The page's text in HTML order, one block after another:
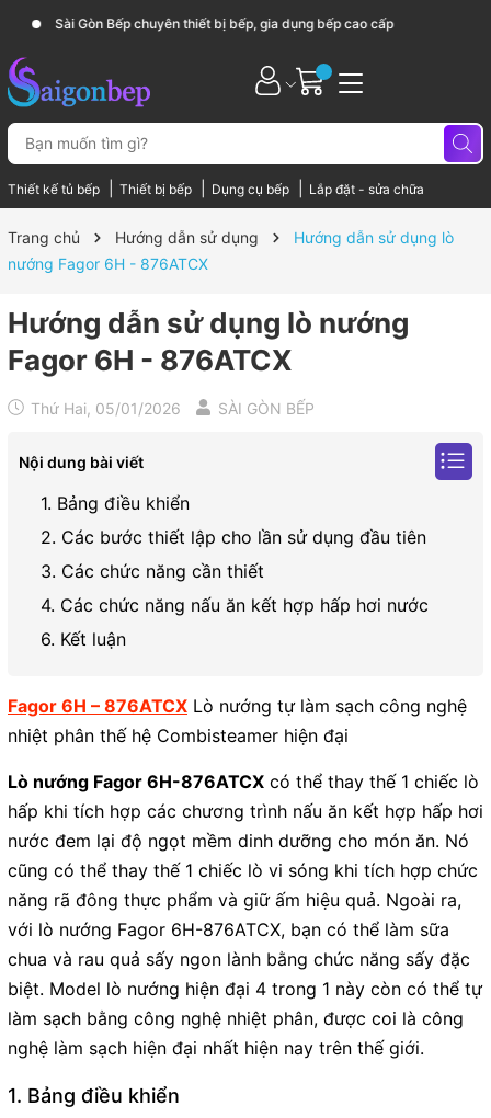
Sài Gòn Bếp chuyên thiết bị bếp, gia dụng bếp cao cấp
Thiết kế tủ bếp Thiết bị bếp Dụng cụ bếp Lắp đặt - sửa chữa
Trang chủ Hướng dẫn sử dụng
Hướng dẫn sử dụng lò
nướng Fagor 6H - 876ATCX
Hướng dẫn sử dụng lò nướng
Fagor 6H - 876ATCX
Thứ Hai, 05/01/2026 SÀI GÒN BẾP
Nội dung bài viết
1. Bảng điều khiển
2. Các bước thiết lập cho lần sử dụng đầu tiên
3. Các chức năng cần thiết
4. Các chức năng nấu ăn kết hợp hấp hơi nước
6. Kết luận
Fagor 6H – 876ATCX Lò nướng tự làm sạch công nghệ
nhiệt phân thế hệ Combisteamer hiện đại
Lò nướng Fagor 6H-876ATCX có thể thay thế 1 chiếc lò
hấp khi tích hợp các chương trình nấu ăn kết hợp hấp hơi
nước đem lại độ ngọt mềm dinh dưỡng cho món ăn. Nó
cũng có thể thay thế 1 chiếc lò vi sóng khi tích hợp chức
năng rã đông thực phẩm và giữ ấm hiệu quả. Ngoài ra,
với lò nướng Fagor 6H-876ATCX, bạn có thể làm sữa
chua và rau quả sấy ngon lành bằng chức năng sấy đặc
biệt. Model lò nướng hiện đại 4 trong 1 này còn có thể tự
làm sạch bằng công nghệ nhiệt phân, được coi là công
nghệ làm sạch hiện đại nhất hiện nay trên thế giới.
1. Bảng điều khiển